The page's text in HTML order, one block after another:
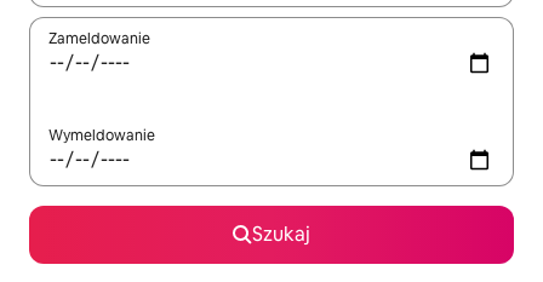
Zameldowanie
Wymeldowanie
Szukaj